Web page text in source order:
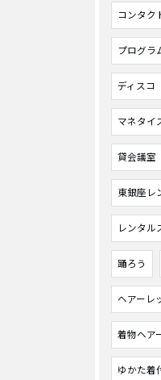
コンタク
プログラ
ディスコ
マネタイ
貸会議室
東銀座レ
レンタル
踊ろう
ヘアーレ
着物ヘア
ゆかた着